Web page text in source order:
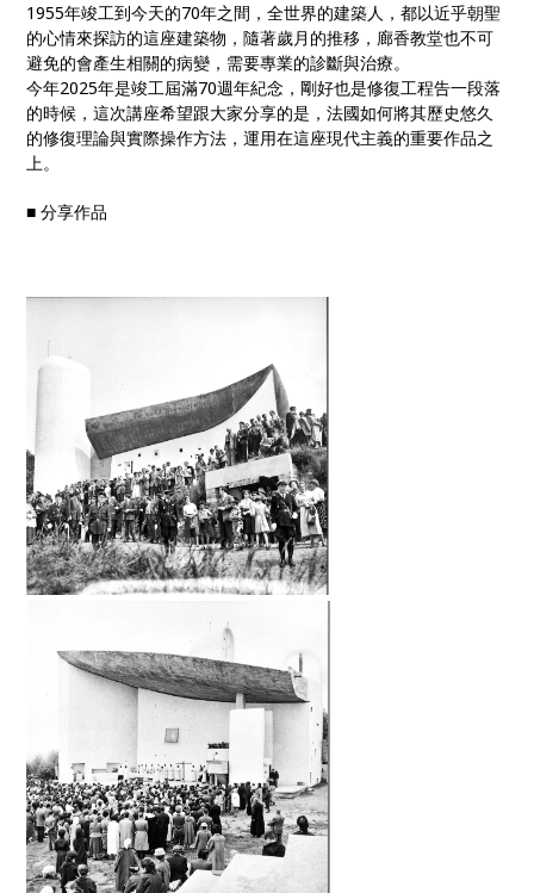
1955年竣工到今天的70年之間，全世界的建築人，都以近乎朝聖
的心情來探訪的這座建築物，隨著歲月的推移，廊香教堂也不可
避免的會產生相關的病變，需要專業的診斷與治療。
今年2025年是竣工屆滿70週年紀念，剛好也是修復工程告一段落
的時候，這次講座希望跟大家分享的是，法國如何將其歷史悠久
的修復理論與實際操作方法，運用在這座現代主義的重要作品之
上。
■ 分享作品